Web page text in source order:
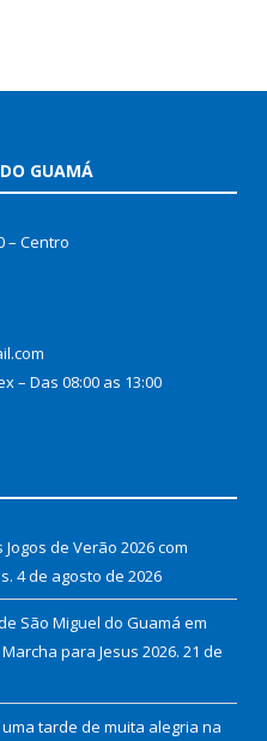
GUAMÁ
– Centro
– Das 08:00 as 13:00
de Verão 2026 com
4 de agosto de 2026
São Miguel do Guamá em
para Jesus 2026. 21 de
tarde de muita alegria na